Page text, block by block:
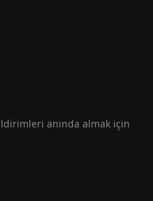
anında almak için